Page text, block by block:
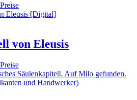
von Eleusis